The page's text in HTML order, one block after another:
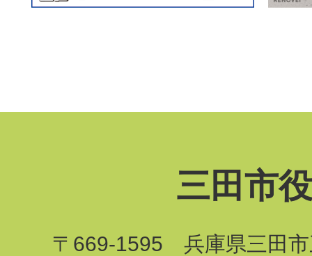
三田市
〒669-1595 兵庫県三田市